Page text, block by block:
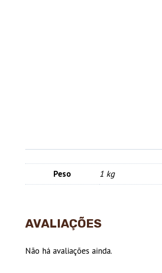
Peso 1 kg
AVALIAÇÕES
Não há avaliações ainda.